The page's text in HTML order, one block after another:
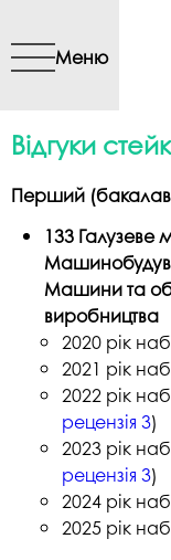
Меню
Відгуки
Перший
133
Машини та
виробництва
2020 рік
2021 рік
2022 рік
рецензія 3)
2023 рік
рецензія 3)
2024 рік
2025 рік